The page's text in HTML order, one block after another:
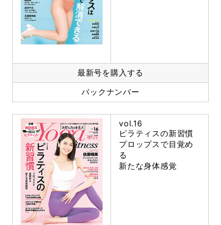
最新号を購入する
バックナンバー
vol.16
ピラティスの新習慣
プロップスで目覚め
る
新たな身体感覚